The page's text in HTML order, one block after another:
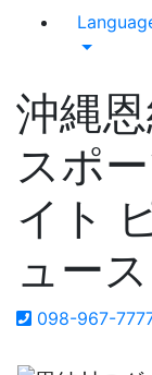
沖縄
スポ
イト
ュー
098-967-